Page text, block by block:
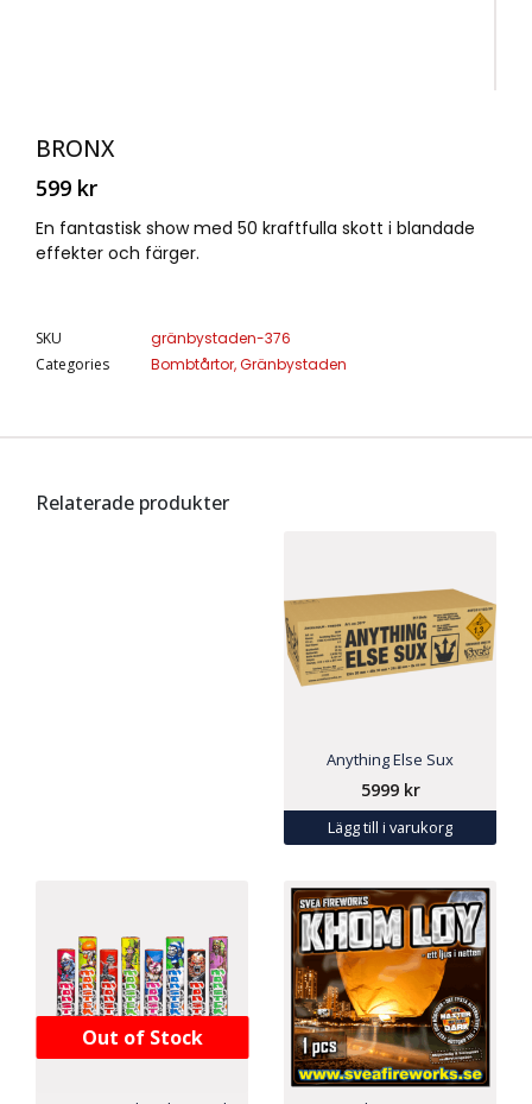
BRONX
599 kr
En fantastisk show med 50 kraftfulla skott i blandade
effekter och färger.
SKU
gränbystaden-376
Categories
Bombtårtor,Gränbystaden
Relaterade produkter
Anything Else Sux
5999 kr
Lägg till i varukorg
Out of Stock